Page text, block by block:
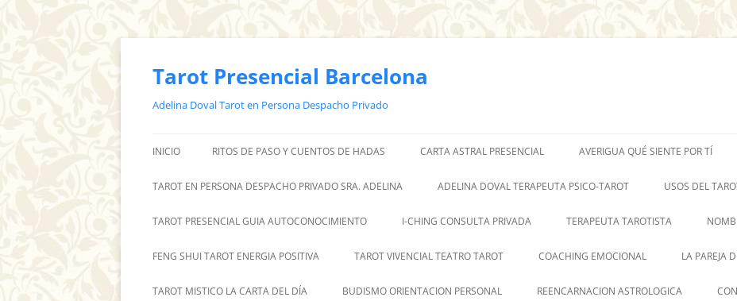
Saltar
Tarot Presencial Barcelona
Adelina Doval Tarot en Persona Despacho Privado
INICIO RITOS DE PASO Y CUENTOS DE HADAS CARTA ASTRAL PRESENCIAL AVERIGUA QUÉ SIENTE POR TÍ
TAROT EN PERSONA DESPACHO PRIVADO SRA. ADELINA ADELINA DOVAL TERAPEUTA PSICO-TAROT USOS DEL
TAROT PRESENCIAL GUIA AUTOCONOCIMIENTO I-CHING CONSULTA PRIVADA TERAPEUTA TAROTISTA
FENG SHUI TAROT ENERGIA POSITIVA TAROT VIVENCIAL TEATRO TAROT COACHING EMOCIONAL LA PAREJA
TAROT MISTICO LA CARTA DEL DÍA BUDISMO ORIENTACION PERSONAL REENCARNACION ASTROLOGICA